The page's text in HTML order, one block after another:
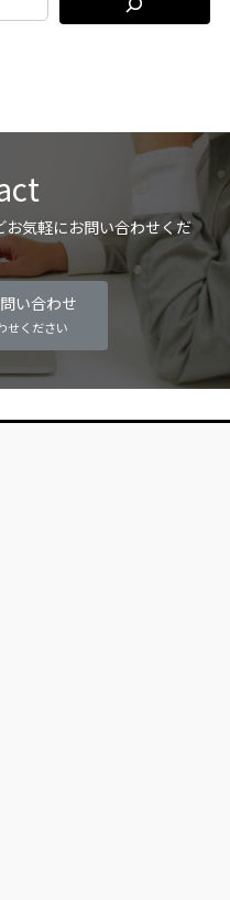
気軽にお問い合わせくだ
い合わせ
せください